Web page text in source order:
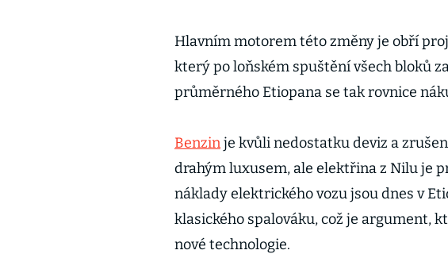
Hlavním motorem této změny je obří
který po loňském spuštění všech bloků
průměrného Etiopana se tak rovnice
Benzinje kvůli nedostatku deviz a
drahým luxusem, ale elektřina z Nilu je
náklady elektrického vozu jsou dnes v
klasického spalováku, což je argument,
nové technologie.